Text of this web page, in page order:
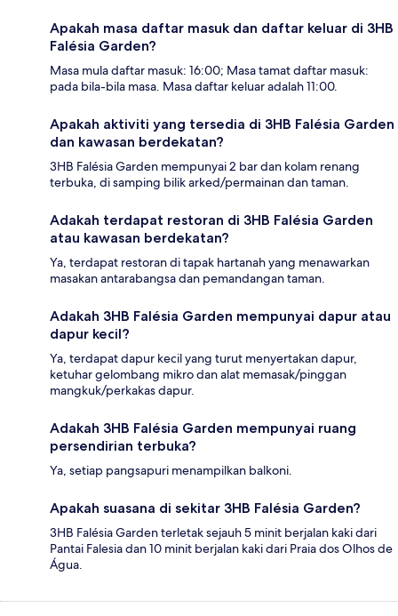
Apakah masa daftar masuk dan daftar keluar di 3HB
Falésia Garden?
Masa mula daftar masuk: 16:00; Masa tamat daftar masuk:
pada bila-bila masa. Masa daftar keluar adalah 11:00.
Apakah aktiviti yang tersedia di 3HB Falésia Garden
dan kawasan berdekatan?
3HB Falésia Garden mempunyai 2 bar dan kolam renang
terbuka, di samping bilik arked/permainan dan taman.
Adakah terdapat restoran di 3HB Falésia Garden
atau kawasan berdekatan?
Ya, terdapat restoran di tapak hartanah yang menawarkan
masakan antarabangsa dan pemandangan taman.
Adakah 3HB Falésia Garden mempunyai dapur atau
dapur kecil?
Ya, terdapat dapur kecil yang turut menyertakan dapur,
ketuhar gelombang mikro dan alat memasak/pinggan
mangkuk/perkakas dapur.
Adakah 3HB Falésia Garden mempunyai ruang
persendirian terbuka?
Ya, setiap pangsapuri menampilkan balkoni.
Apakah suasana di sekitar 3HB Falésia Garden?
3HB Falésia Garden terletak sejauh 5 minit berjalan kaki dari
Pantai Falesia dan 10 minit berjalan kaki dari Praia dos Olhos de
Água.